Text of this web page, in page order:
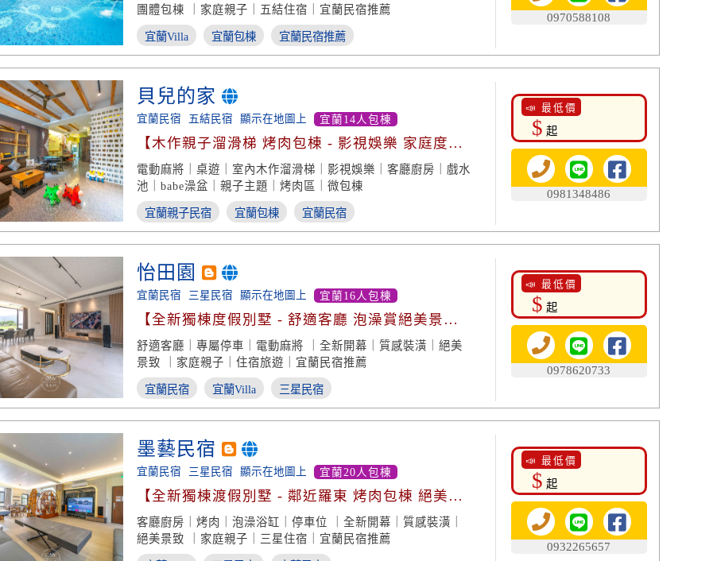
團體包棟 ｜家庭親子｜五結住宿｜宜蘭民宿推薦
宜蘭Villa 宜蘭包棟 宜蘭民宿推薦
0970588108
貝兒的家
宜蘭民宿 五結民宿 顯示在地圖上 宜蘭14人包棟
【木作親子溜滑梯 烤肉包棟 - 影視娛樂 家庭度
假】
電動麻將｜桌遊｜室內木作溜滑梯｜影視娛樂｜客廳廚房｜戲水
池｜babe澡盆｜親子主題｜烤肉區｜微包棟
宜蘭親子民宿 宜蘭包棟 宜蘭民宿
📣 最低價
$ 起
0981348486
怡田園
宜蘭民宿 三星民宿 顯示在地圖上 宜蘭16人包棟
【全新獨棟度假別墅 - 舒適客廳 泡澡賞絕美景
致】
舒適客廳｜專屬停車｜電動麻將 ｜全新開幕｜質感裝潢｜絕美
景致 ｜家庭親子｜住宿旅遊｜宜蘭民宿推薦
宜蘭民宿 宜蘭Villa 三星民宿
📣 最低價
$ 起
0978620733
墨藝民宿
宜蘭民宿 三星民宿 顯示在地圖上 宜蘭20人包棟
【全新獨棟渡假別墅 - 鄰近羅東 烤肉包棟 絕美景
致】
客廳廚房｜烤肉｜泡澡浴缸｜停車位 ｜全新開幕｜質感裝潢｜
絕美景致 ｜家庭親子｜三星住宿｜宜蘭民宿推薦
📣 最低價
$ 起
0932265657